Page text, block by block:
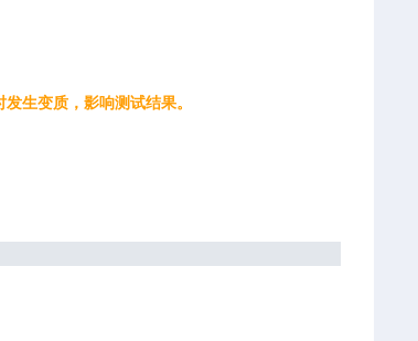
生变质，影响测试结果。